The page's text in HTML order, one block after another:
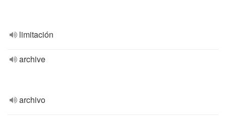
limitación
archive
archivo